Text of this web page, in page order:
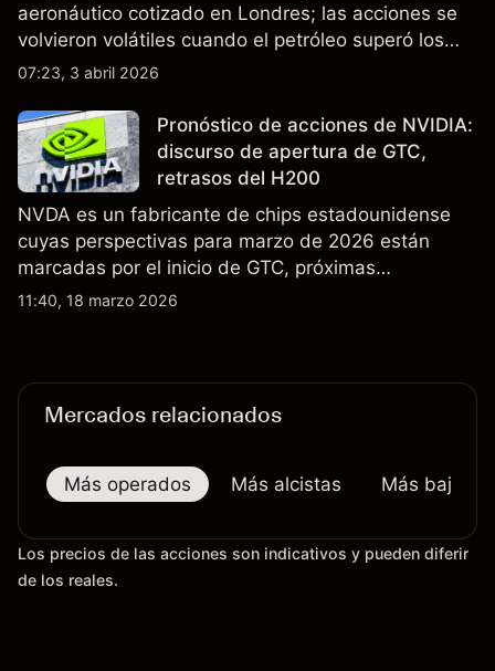
aeronáutico cotizado en Londres; las acciones se
volvieron volátiles cuando el petróleo superó los
$105 y los cierres del espacio aéreo de Oriente
no es un indicador fiable de resultados futuros..
07:23, 3 abril 2026
Pronóstico de acciones de NVIDIA:
discurso de apertura de GTC,
retrasos del H200
NVDA es un fabricante de chips estadounidense
cuyas perspectivas para marzo de 2026 están
marcadas por el inicio de GTC, próximas
actualizaciones de productos y la incertidumbre
11:40, 18 marzo 2026
Mercados relacionados
Más operados Más alcistas Más bajistas
Los precios de las acciones son indicativos y pueden diferir
de los reales.